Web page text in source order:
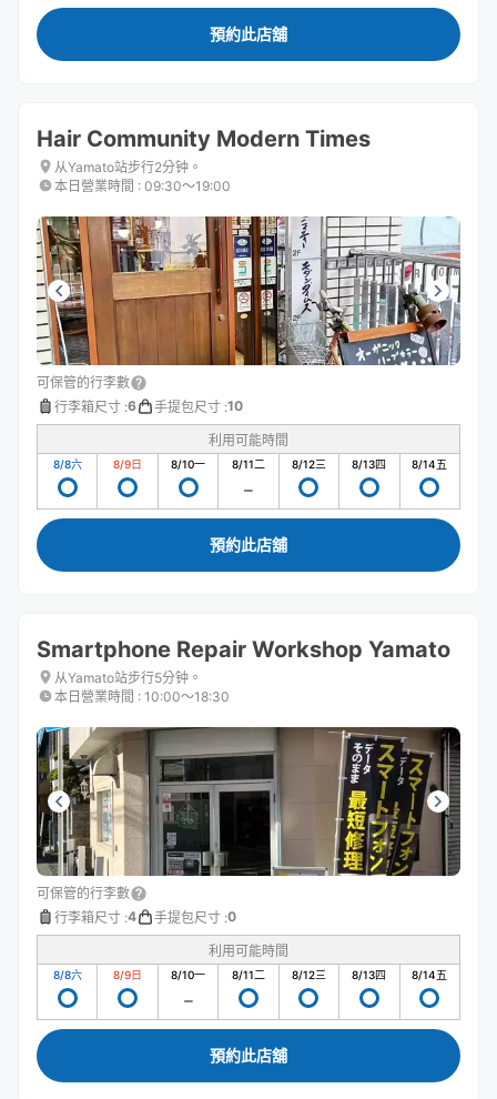
預約此店舖
Hair Community Modern Times
从Yamato站步行2分钟。
本日營業時間 : 09:30〜19:00
可保管的行李數
行李箱尺寸 :6 手提包尺寸 :10
利用可能時間
8/8六 8/9日 8/10一 8/11二 8/12三 8/13四 8/14五
預約此店舖
Smartphone Repair Workshop Yamato
从Yamato站步行5分钟。
本日營業時間 : 10:00〜18:30
可保管的行李數
行李箱尺寸 :4 手提包尺寸 :0
利用可能時間
8/8六 8/9日 8/10一 8/11二 8/12三 8/13四 8/14五
預約此店舖